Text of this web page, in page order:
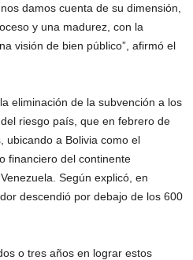
damos cuenta de su dimensión,
y una madurez, con la
visión de bien público”, afirmó el
eliminación de la subvención a los
riesgo país, que en febrero de
ubicando a Bolivia como el
financiero del continente
Según explicó, en
descendió por debajo de los 600
o tres años en lograr estos